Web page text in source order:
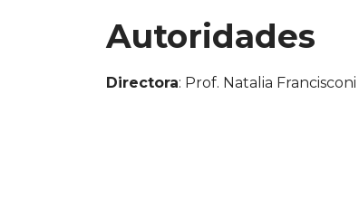
Autoridades
Directora: Prof. Natalia Francisconi